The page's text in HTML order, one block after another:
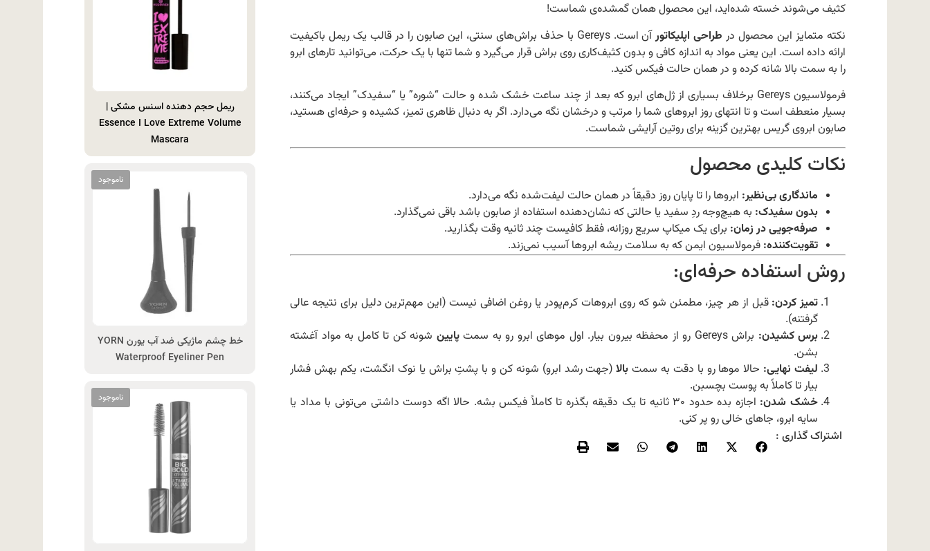
کثیف می‌شوند خسته شده‌اید، این محصول همان گمشده‌ی شماست!
نکته متمایز این محصول در طراحی اپلیکاتور
آن است. Gereys با حذف براش‌های سنتی، این صابون را در قالب یک ریمل باکیفیت
ارائه داده است. این یعنی مواد به اندازه کافی و بدون کثیف‌کاری روی براش قرار می‌گیرد و شما تنها با یک حرکت، می‌توانید تارهای ابرو
را به سمت بالا شانه کرده و در همان حالت فیکس کنید.
فرمولاسیون Gereys برخلاف بسیاری از ژل‌های ابرو که بعد از چند ساعت خشک شده و حالت “شوره” یا “سفیدک” ایجاد می‌کنند،
بسیار منعطف است و تا انتهای روز ابروهای شما را مرتب و درخشان نگه می‌دارد. اگر به دنبال ظاهری تمیز، کشیده و حرفه‌ای هستید،
صابون ابروی گریس بهترین گزینه برای روتین آرایشی شماست.
نکات کلیدی محصول
ماندگاری بی‌نظیر: ابروها را تا پایان روز دقیقاً در همان حالت لیفت‌شده نگه می‌دارد.
بدون سفیدک: به هیچ‌وجه ردِ سفید یا حالتی که نشان‌دهنده استفاده از صابون باشد باقی نمی‌گذارد.
صرفه‌جویی در زمان: برای یک میکاپ سریع روزانه، فقط کافیست چند ثانیه وقت بگذارید.
تقویت‌کننده: فرمولاسیون ایمن که به سلامت ریشه ابروها آسیب نمی‌زند.
روش استفاده حرفه‌ای:
تمیز کردن: قبل از هر چیز، مطمئن شو که روی ابروهات کرم‌پودر یا روغن اضافی نیست (این مهم‌ترین دلیل برای نتیجه عالی
گرفتنه).
برس کشیدن: براش Gereys رو از محفظه بیرون بیار. اول موهای ابرو رو به سمت پایین شونه کن تا کامل به مواد آغشته
بشن.
لیفت نهایی: حالا موها رو با دقت به سمت بالا(جهت رشد ابرو) شونه کن و با پشتِ براش یا نوک انگشت، یکم بهش فشار
بیار تا کاملاً به پوست بچسبن.
خشک شدن:
اجازه بده حدود ۳۰ ثانیه تا یک دقیقه بگذره تا کاملاً فیکس بشه. حالا اگه دوست داشتی می‌تونی با مداد یا
سایه ابرو، جاهای خالی رو پر کنی.
اشتراک گذاری :
ریمل حجم دهنده اسنس مشکی |
Essence I Love Extreme Volume
Mascara
خط چشم ماژیکی ضد آب یورن YORN
Waterproof Eyeliner Pen